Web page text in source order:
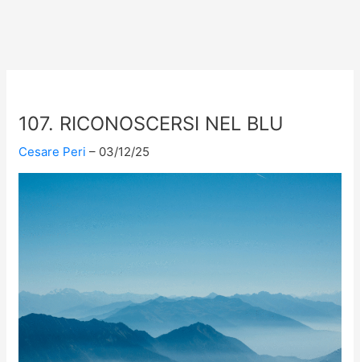
107. RICONOSCERSI NEL BLU
Cesare Peri 03/12/25